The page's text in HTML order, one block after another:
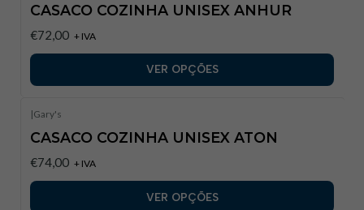
CASACO COZINHA UNISEX ANHUR
€72,00 + IVA
VER OPÇÕES
|Gary's
CASACO COZINHA UNISEX ATON
€74,00 + IVA
VER OPÇÕES